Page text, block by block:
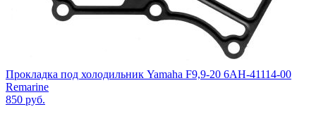
Прокладка под холодильник Yamaha F9,9-20 6AH-41114-00
Remarine
850 руб.